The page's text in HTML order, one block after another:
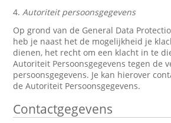
4.Autoriteit persoonsgegevens
Op grond van de General Data
heb je naast het de mogelijkheid je
dienen, het recht om een klacht in te
Autoriteit Persoonsgegevens tegen de
persoonsgegevens. Je kan hierover
de Autoriteit Persoonsgegevens.
Contactgegevens